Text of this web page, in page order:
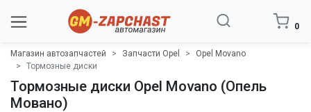
0
Магазин автозапчастей Запчасти Opel
Opel Movano
Тормозные диски
Тормозные диски Opel Movano (Опель
Мовано)